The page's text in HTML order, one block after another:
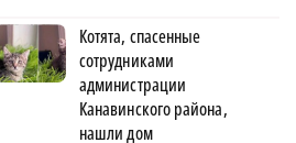
Котята, спасенные
сотрудниками
администрации
Канавинского района,
нашли дом